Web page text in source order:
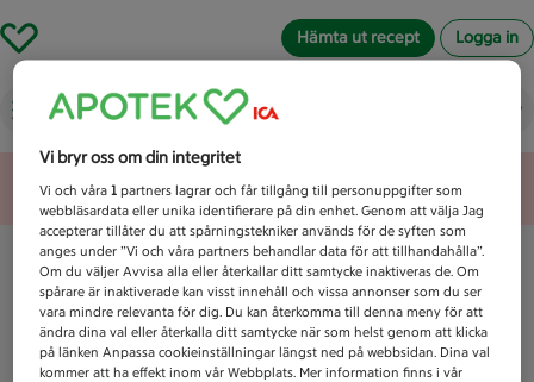
Hämta ut recept Logga in
Vad letar du efter idag?
Unknown error
Vi bryr oss om din integritet
Vi och våra1 partners lagrar och får tillgång till personuppgifter som
webbläsardata eller unika identifierare på din enhet. Genom att välja Jag
accepterar tillåter du att spårningstekniker används för de syften som
anges under ”Vi och våra partners behandlar data för att tillhandahålla”.
Om du väljer Avvisa alla eller återkallar ditt samtycke inaktiveras de. Om
spårare är inaktiverade kan visst innehåll och vissa annonser som du ser
vara mindre relevanta för dig. Du kan återkomma till denna meny för att
ändra dina val eller återkalla ditt samtycke när som helst genom att klicka
på länken Anpassa cookieinställningar längst ned på webbsidan. Dina val
kommer att ha effekt inom vår Webbplats. Mer information finns i vår